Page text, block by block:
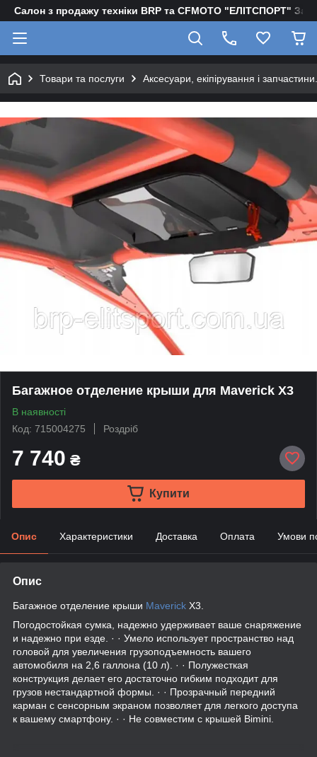
Салон з продажу техніки BRP та CFMOTO "EЛІТСПОРТ"
Товари та послуги Аксесуари, екіпірування і запчастини.
Багажное отделение крыши для Maverick X3
В наявності
Код: 715004275
Роздріб
7 740 ₴
Купити
Опис Характеристики Доставка Оплата Умови
Опис
Багажное отделение крыши Maverick X3.
Погодостойкая сумка, надежно удерживает ваше снаряжение
и надежно при езде. · · Умело использует пространство над
головой для увеличения грузоподъемность вашего
автомобиля на 2,6 галлона (10 л). · · Полужесткая
конструкция делает его достаточно гибким подходит для
грузов нестандартной формы. · · Прозрачный передний
карман с сенсорным экраном позволяет для легкого доступа
к вашему смартфону. · · Не совместим с крышей Bimini.